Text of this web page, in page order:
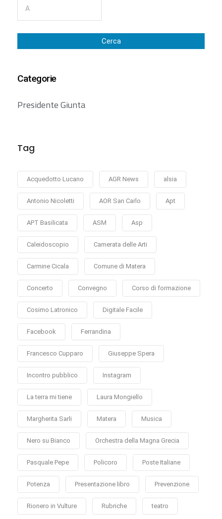
Cerca
Categorie
Presidente Giunta
Tag
Acquedotto Lucano AGR News alsia
Antonio Nicoletti AOR San Carlo Apt
APT Basilicata ASM Asp
Caleidoscopio Camerata delle Arti
Carmine Cicala Comune di Matera
Concerto Convegno Corso di formazione
Cosimo Latronico Digitale Facile
Facebook Ferrandina
Francesco Cupparo Giuseppe Spera
Incontro pubblico Instagram
La terra mi tiene Laura Mongiello
Margherita Sarli Matera Musica
Nero su Bianco Orchestra della Magna Grecia
Pasquale Pepe Policoro Poste Italiane
Potenza Presentazione libro Prevenzione
Rionero in Vulture Rubriche teatro